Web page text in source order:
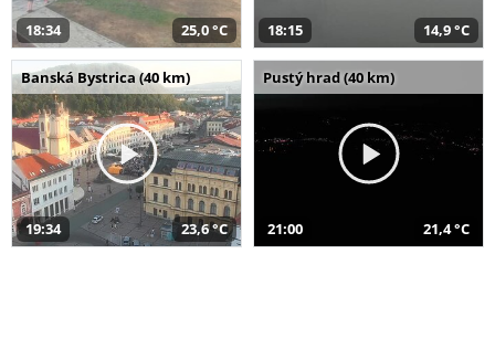
18:34 25,0 °C 18:15 14,9 °C
Banská Bystrica (40 km)
19:34 23,6 °C
Pustý hrad (40 km)
21:00 21,4 °C